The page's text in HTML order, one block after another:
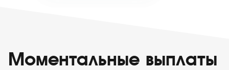
Моментальные выплаты